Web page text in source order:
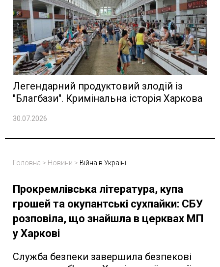
Легендарний продуктовий злодій із
"Благбази". Кримінальна історія Харкова
30.07.2026
Головна > Новини > Війна в Україні
Прокремлівська література, купа
грошей та окупантські сухпайки: СБУ
розповіла, що знайшла в церквах МП
у Харкові
Служба безпеки завершила безпекові